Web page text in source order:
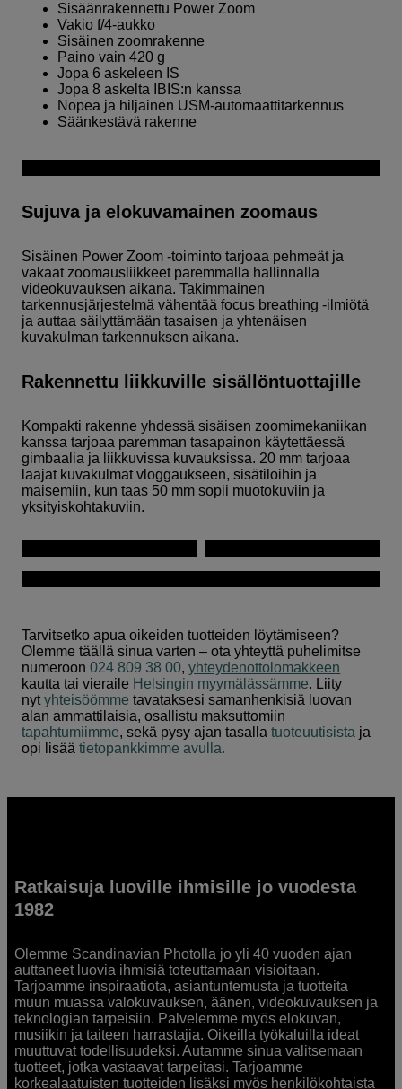
Sisäänrakennettu Power Zoom
Vakio f/4-aukko
Sisäinen zoomrakenne
Paino vain 420 g
Jopa 6 askeleen IS
Jopa 8 askelta IBIS:n kanssa
Nopea ja hiljainen USM-automaattitarkennus
Säänkestävä rakenne
Sujuva ja elokuvamainen zoomaus
Sisäinen Power Zoom -toiminto tarjoaa pehmeät ja
vakaat zoomausliikkeet paremmalla hallinnalla
videokuvauksen aikana. Takimmainen
tarkennusjärjestelmä vähentää focus breathing -ilmiötä
ja auttaa säilyttämään tasaisen ja yhtenäisen
kuvakulman tarkennuksen aikana.
Rakennettu liikkuville sisällöntuottajille
Kompakti rakenne yhdessä sisäisen zoomimekaniikan
kanssa tarjoaa paremman tasapainon käytettäessä
gimbaalia ja liikkuvissa kuvauksissa. 20 mm tarjoaa
laajat kuvakulmat vloggaukseen, sisätiloihin ja
maisemiin, kun taas 50 mm sopii muotokuviin ja
yksityiskohtakuviin.
Tarvitsetko apua oikeiden tuotteiden löytämiseen?
Olemme täällä sinua varten – ota yhteyttä puhelimitse
numeroon024 809 38 00,yhteydenottolomakkeen
kautta tai vieraile Helsingin myymälässämme. Liity
nytyhteisöömme tavataksesi samanhenkisiä luovan
alan ammattilaisia, osallistu maksuttomiin
tapahtumiimme, sekä pysy ajan tasallatuoteuutisista ja
opi lisäätietopankkimme avulla.
Ratkaisuja luoville ihmisille jo vuodesta
1982
Olemme Scandinavian Photolla jo yli 40 vuoden ajan
auttaneet luovia ihmisiä toteuttamaan visioitaan.
Tarjoamme inspiraatiota, asiantuntemusta ja tuotteita
muun muassa valokuvauksen, äänen, videokuvauksen ja
teknologian tarpeisiin. Palvelemme myös elokuvan,
musiikin ja taiteen harrastajia. Oikeilla työkaluilla ideat
muuttuvat todellisuudeksi. Autamme sinua valitsemaan
tuotteet, jotka vastaavat tarpeitasi. Tarjoamme
korkealaatuisten tuotteiden lisäksi myös henkilökohtaista